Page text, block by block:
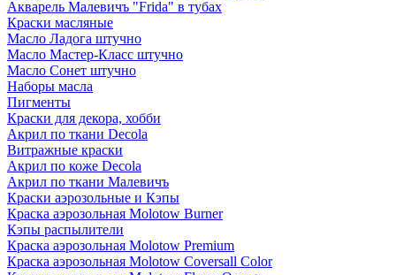
Акварель Малевичъ "Frida" в тубах
Краски масляные
Масло Ладога штучно
Масло Мастер-Класс штучно
Масло Сонет штучно
Наборы масла
Пигменты
Краски для декора, хобби
Акрил по ткани Decola
Витражные краски
Акрил по коже Decola
Акрил по ткани Малевичъ
Краски аэрозольные и Кэпы
Краска аэрозольная Molotow Burner
Кэпы распылители
Краска аэрозольная Molotow Premium
Краска аэрозольная Molotow Coversall Color